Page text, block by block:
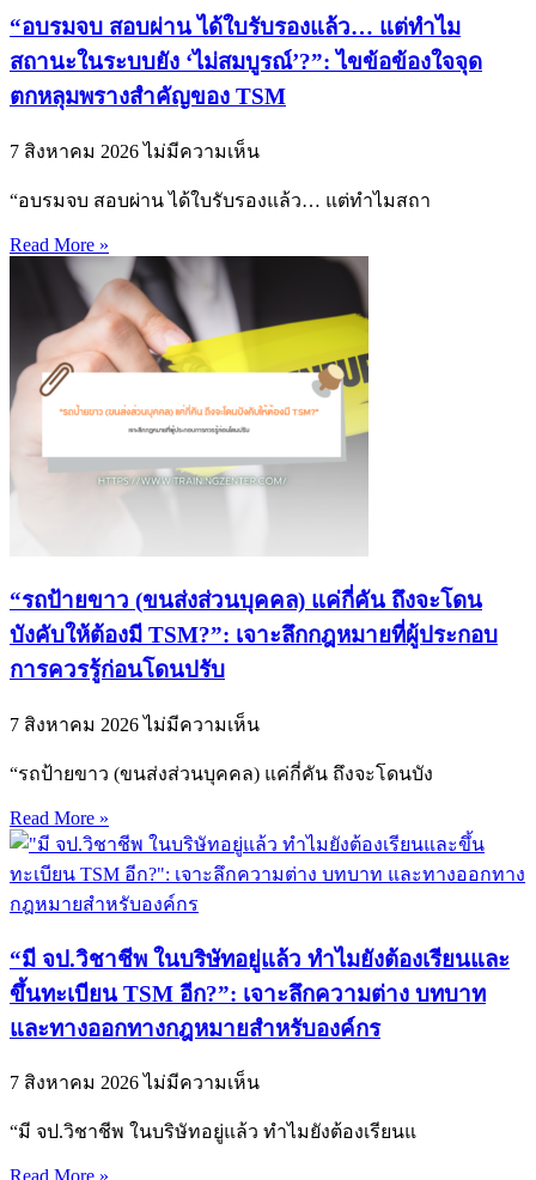
“อบรมจบ สอบผ่าน ได้ใบรับรองแล้ว… แต่ทำไม
สถานะในระบบยัง ‘ไม่สมบูรณ์’?”: ไขข้อข้องใจจุด
ตกหลุมพรางสำคัญของ TSM
7 สิงหาคม 2026ไม่มีความเห็น
“อบรมจบ สอบผ่าน ได้ใบรับรองแล้ว… แต่ทำไมสถา
Read More »
“รถป้ายขาว (ขนส่งส่วนบุคคล) แค่กี่คัน ถึงจะโดน
บังคับให้ต้องมี TSM?”: เจาะลึกกฎหมายที่ผู้ประกอบ
การควรรู้ก่อนโดนปรับ
7 สิงหาคม 2026ไม่มีความเห็น
“รถป้ายขาว (ขนส่งส่วนบุคคล) แค่กี่คัน ถึงจะโดนบัง
Read More »
“มี จป.วิชาชีพ ในบริษัทอยู่แล้ว ทำไมยังต้องเรียนและ
ขึ้นทะเบียน TSM อีก?”: เจาะลึกความต่าง บทบาท
และทางออกทางกฎหมายสำหรับองค์กร
7 สิงหาคม 2026ไม่มีความเห็น
“มี จป.วิชาชีพ ในบริษัทอยู่แล้ว ทำไมยังต้องเรียนแ